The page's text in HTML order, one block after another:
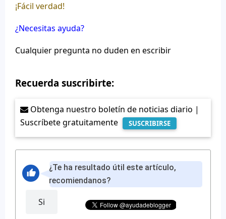
¡Fácil verdad!
¿Necesitas ayuda?
Cualquier pregunta no duden en escribir
Recuerda suscribirte:
Obtenga nuestro boletín de noticias diario |
Suscríbete gratuitamente
SUSCRIBIRSE
¿Te ha resultado útil este artículo,
recomiendanos?
Si